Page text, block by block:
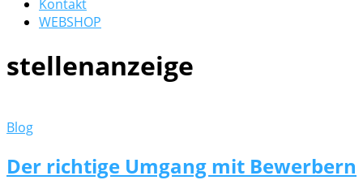
Kontakt
WEBSHOP
stellenanzeige
Blog
Der richtige Umgang mit Bewerbern